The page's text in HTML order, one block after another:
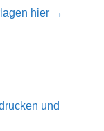
hier →
und